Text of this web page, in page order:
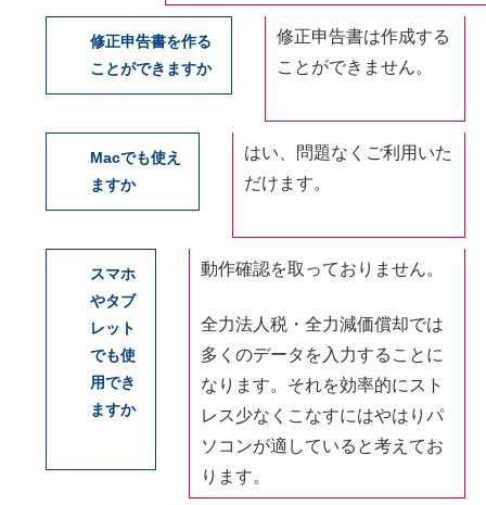
修正申告書を作る
ことができますか
修正申告書は作成する
ことができません。
Macでも使え
ますか
はい、問題なくご利用いた
だけます。
スマホ
やタブ
レット
でも使
用でき
ますか
動作確認を取っておりません。
全力法人税・全力減価償却では
多くのデータを入力することに
なります。それを効率的にスト
レス少なくこなすにはやはりパ
ソコンが適していると考えてお
ります。